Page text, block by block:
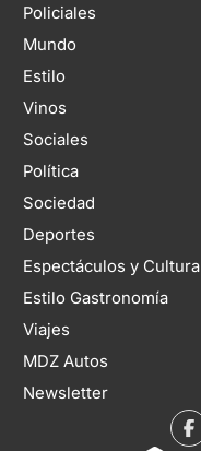
Policiales
Mundo
Estilo
Vinos
Sociales
Política
Sociedad
Deportes
Espectáculos y Cultura
Estilo Gastronomía
Viajes
MDZ Autos
Newsletter